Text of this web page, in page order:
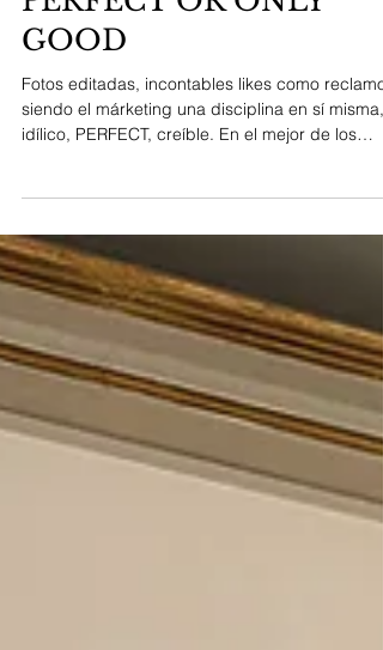
PERFECT OR ONLY
GOOD
Fotos editadas, incontables likes como reclamo,
casos puedo estar satisfech@, pero y si me
Si me comparo, siempre hay algo ó alguien
tomás". Más guap@, más list@, más ric@, más
sabi@, mejor acompañad@, más cool, más
talentos@, más sexy, más feliz. Todo MÁS. Hoy
nos centramos en el GOOD, en aquello que nos
CAE BIEN. Ya sea amigos, fam